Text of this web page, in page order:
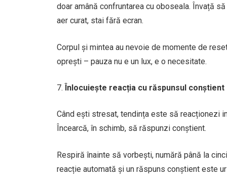
doar amână confruntarea cu oboseala. Învață
aer curat, stai fără ecran.
Corpul și mintea au nevoie de momente de
oprești – pauza nu e un lux, e o necesitate.
Înlocuiește reacția cu răspunsul conștient
Când ești stresat, tendința este să reacționezi
Încearcă, în schimb, să răspunzi conștient.
Respiră înainte să vorbești, numără până la
reacție automată și un răspuns conștient este